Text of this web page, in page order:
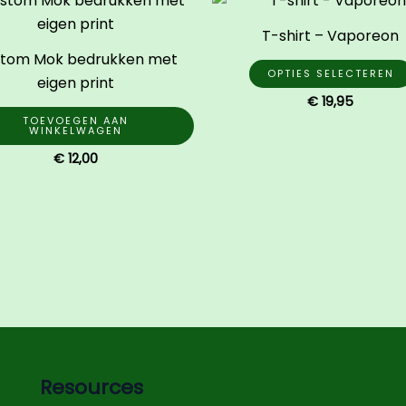
Mok bedrukken met
eigen print
TOEVOEGEN AAN
WINKELWAGEN
€ 12,00
T-shirt – Vaporeon
OPTIES SELECTEREN
€ 19,95
Resources